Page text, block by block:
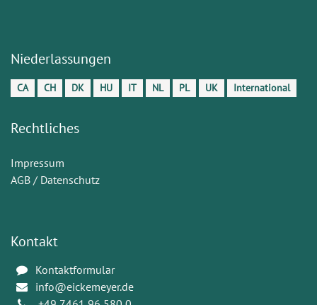
Niederlassungen
CA CH DK HU IT NL PL UK International
Rechtliches
Impressum
AGB / Datenschutz
Kontakt
Kontaktformular
info@eickemeyer.de